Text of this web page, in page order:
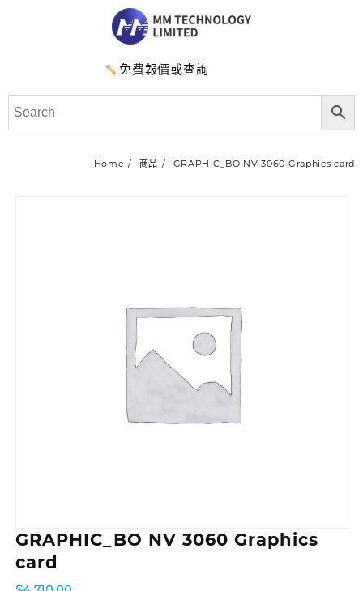
免費報價或查詢
Home 商品 GRAPHIC_BO NV 3060 Graphics card
GRAPHIC_BO NV 3060 Graphics
card